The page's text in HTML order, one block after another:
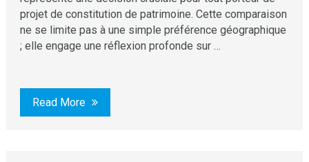
projet de constitution de patrimoine. Cette comparaison
ne se limite pas à une simple préférence géographique
; elle engage une réflexion profonde sur …
Read More